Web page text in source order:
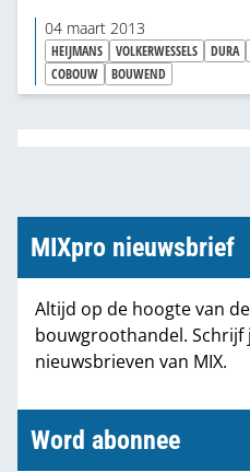
04 maart 2013
HEIJMANS VOLKERWESSELS DURA
COBOUW
BOUWEND
MIXpro nieuwsbrief
Altijd op de hoogte van
bouwgroothandel. Schrijf
nieuwsbrieven van MIX.
Word abonnee